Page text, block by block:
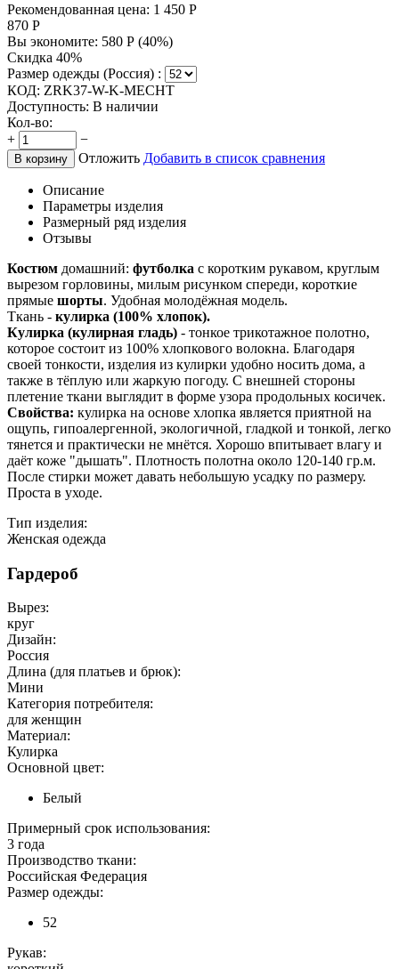
Рекомендованная цена: 1 450 Р
870 Р
Вы экономите: 580 Р (40%)
Скидка 40%
Размер одежды (Россия) :
КОД: ZRK37-W-K-MECHT
Доступность: В наличии
Кол-во:
+
−
В корзину Отложить Добавить в список сравнения
Описание
Параметры изделия
Размерный ряд изделия
Отзывы
Костюм домашний: футболка с коротким рукавом, круглым
вырезом горловины, милым рисунком спереди, короткие
прямые шорты. Удобная молодёжная модель.
Ткань - кулирка (100% хлопок).
Кулирка (кулирная гладь) - тонкое трикотажное полотно,
которое состоит из 100% хлопкового волокна. Благодаря
своей тонкости, изделия из кулирки удобно носить дома, а
также в тёплую или жаркую погоду. С внешней стороны
плетение ткани выглядит в форме узора продольных косичек.
Свойства: кулирка на основе хлопка является приятной на
ощупь, гипоалергенной, экологичной, гладкой и тонкой, легко
тянется и практически не мнётся. Хорошо впитывает влагу и
даёт коже "дышать". Плотность полотна около 120-140 гр.м.
После стирки может давать небольшую усадку по размеру.
Проста в уходе.
Тип изделия:
Женская одежда
Гардероб
Вырез:
круг
Дизайн:
Россия
Длина (для платьев и брюк):
Мини
Категория потребителя:
для женщин
Материал:
Кулирка
Основной цвет:
Белый
Примерный срок использования:
3 года
Производство ткани:
Российская Федерация
Размер одежды:
52
Рукав: